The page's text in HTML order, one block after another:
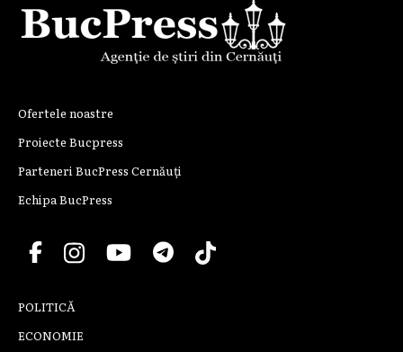
Ofertele noastre
Proiecte Bucpress
Parteneri BucPress Cernăuți
Echipa BucPress
POLITICĂ
ECONOMIE